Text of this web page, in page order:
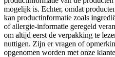
mogelijk is. Echter, omdat
kan productinformatie zoals
of allergie-informatie geregeld
om altijd eerst de verpakking te
nuttigen. Zijn er vragen of
opgenomen worden met onze